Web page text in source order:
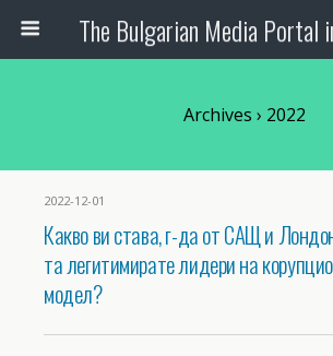
Archives › 2022
2022-12-01
Какво ви става, г-да от САЩ и
та легитимирате лидери на
модел?